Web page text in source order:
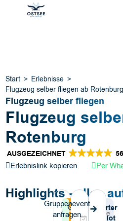
Start > Erlebnisse >
Flugzeug selber fliegen ab
Flugzeug selber fliegen
Flugzeug
Rotenburg
AUSGEZEICHNET
Erlebnislink kopieren
Per
Wird aktuell
oft
TicketsLizenzierter
Berufspilot
Dieses
Erlebnis
Jahre
Team
Gruppenevent
anfragen
Highlights - alles